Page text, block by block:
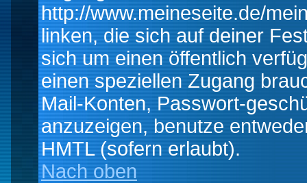
http://www.meineseite.de/
linken, die sich auf deiner
sich um einen öffentlich
einen speziellen Zugang
Mail-Konten, Passwort-
anzuzeigen, benutze
HMTL (sofern erlaubt).
Nach oben